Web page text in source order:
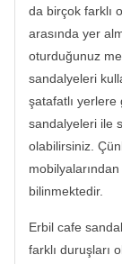
da birçok farklı
arasında yer
oturduğunuz
sandalyeleri
şatafatlı
sandalyeleri ile
olabilirsiniz.
bilinmektedir.
Erbil cafe
farklı duruşları